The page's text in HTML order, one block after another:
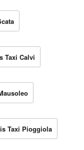
Taxi Calvi
Taxi Pioggiola